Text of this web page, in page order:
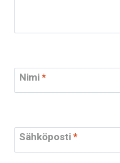
Nimi*
Sähköposti*